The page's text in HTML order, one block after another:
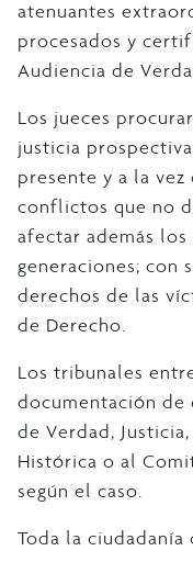
atenuantes
procesados y
Audiencia de
Los jueces
justicia
presente y a la
conflictos que no
afectar además
generaciones; con
derechos de las
de Derecho.
Los tribunales
documentación de
de Verdad,
Histórica o al
según el caso.
Toda la ciudadanía